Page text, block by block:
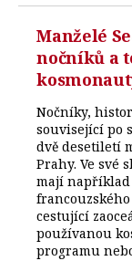
Manželé
nočníků a
Nočníky,
související po
dvě desetiletí
Prahy. Ve své
mají
cestující
používanou
programu